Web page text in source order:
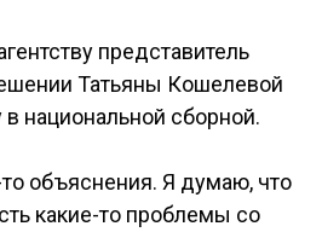
представитель
Татьяны Кошелевой
национальной сборной.
объяснения. Я думаю, что
какие-то проблемы со